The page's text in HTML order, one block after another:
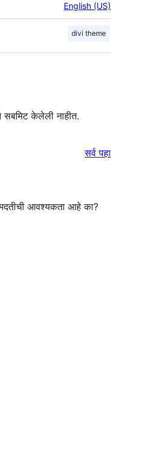
English (US)
divi theme
केलेली नाहीत.
सर्वपुनरावलोकने
पहा
आवश्यकता आहे का?